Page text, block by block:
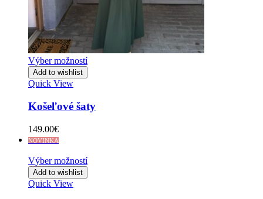
Výber možností
Add to wishlist
Quick View
Košeľové šaty
149.00€
NOVINKA
Výber možností
Add to wishlist
Quick View